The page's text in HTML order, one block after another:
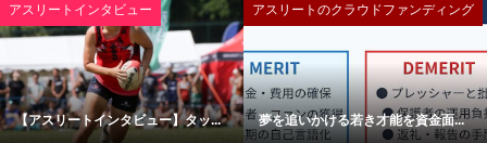
アスリートインタビュー
【アスリートインタビュー】タッ...
アスリートのクラウドファンディング
夢を追いかける若き才能を資金面...